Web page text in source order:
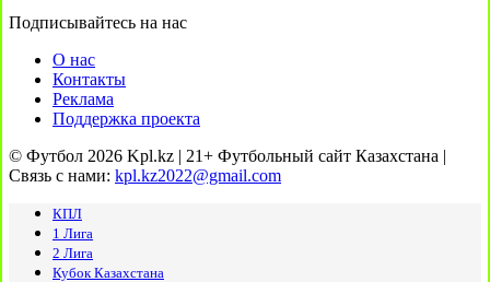
Подписывайтесь на нас
О нас
Контакты
Реклама
Поддержка проекта
© Футбол 2026 Kpl.kz | 21+ Футбольный сайт Казахстана |
Связь с нами: kpl.kz2022@gmail.com
КПЛ
1 Лига
2 Лига
Кубок Казахстана